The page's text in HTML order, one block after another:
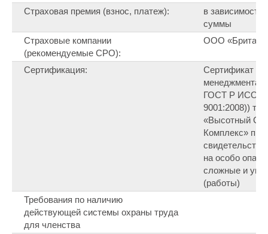
Страховая премия (взнос, платеж):
в зависимости
суммы
Страховые компании
(рекомендуемые СРО):
ООО
Сертификация:
Сертификат
менеджмента
ГОСТ Р ИСО
9001:2008))
«Высотный
Комплекс»
на особо
сложные и
(работы)
Требования по наличию
действующей системы охраны труда
для членства